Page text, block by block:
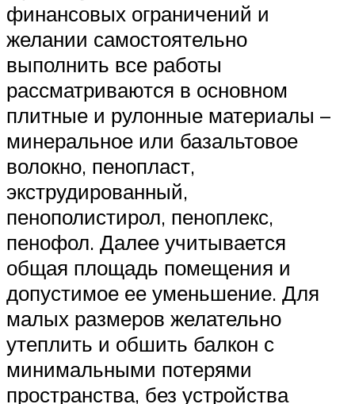
финансовых ограничений и
желании самостоятельно
выполнить все работы
рассматриваются в основном
плитные и рулонные материалы –
минеральное или базальтовое
волокно, пенопласт,
экструдированный,
пенополистирол, пеноплекс,
пенофол. Далее учитывается
общая площадь помещения и
допустимое ее уменьшение. Для
малых размеров желательно
утеплить и обшить балкон с
минимальными потерями
пространства, без устройства